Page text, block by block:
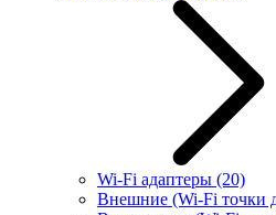
Wi-Fi адаптеры (20)
Внешние (Wi-Fi точки